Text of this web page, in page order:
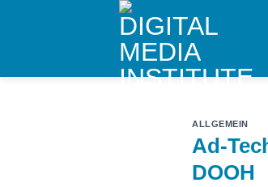
ALLGEMEIN
Ad-
DOOH